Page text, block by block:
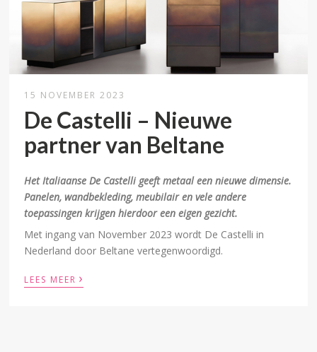
15 NOVEMBER 2023
De Castelli – Nieuwe
partner van Beltane
Het Italiaanse De Castelli geeft metaal een nieuwe dimensie.
Panelen, wandbekleding, meubilair en vele andere
toepassingen krijgen hierdoor een eigen gezicht.
Met ingang van November 2023 wordt De Castelli in
Nederland door Beltane vertegenwoordigd.
LEES MEER ›